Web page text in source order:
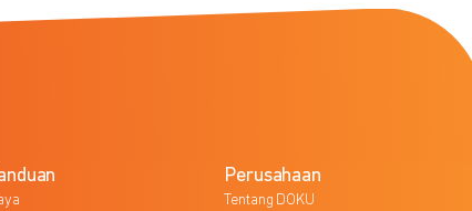
Perusahaan
Tentang DOKU